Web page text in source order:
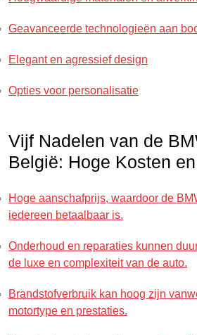
Geavanceerde technologieën aan
Elegant en agressief design
Opties voor personalisatie
Vijf Nadelen van de
België: Hoge Kosten
Hoge aanschafprijs, waardoor de
iedereen betaalbaar is.
Onderhoud en reparaties kunnen
de luxe en complexiteit van de auto.
Brandstofverbruik kan hoog zijn
motortype en prestaties.